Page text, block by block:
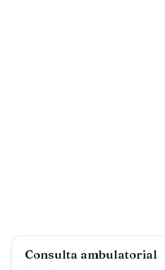
Consulta ambulatorial